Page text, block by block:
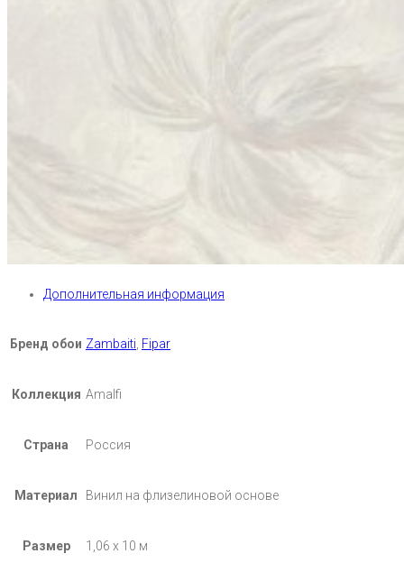
Дополнительная информация
Бренд обои Zambaiti Fipar
Коллекция Amalfi
Страна Россия
Материал Винил на флизелиновой основе
Размер 1,06 х 10 м